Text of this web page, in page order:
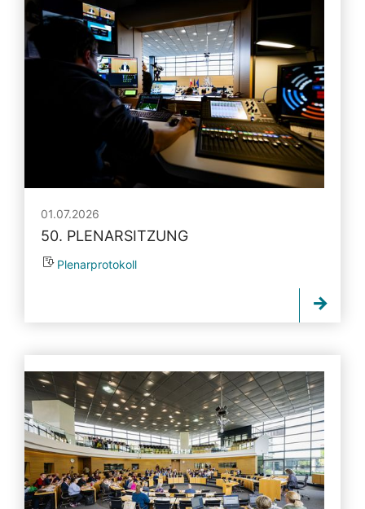
01.07.2026
50. PLENARSITZUNG
Plenarprotokoll